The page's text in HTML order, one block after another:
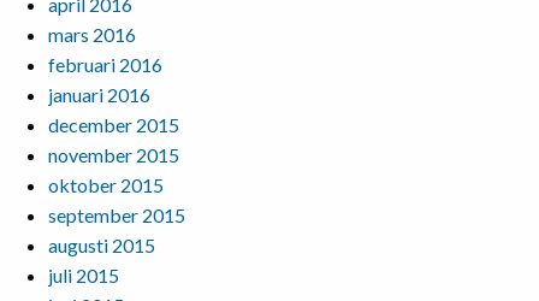
mars 2016
februari 2016
januari 2016
december 2015
november 2015
oktober 2015
september 2015
augusti 2015
juli 2015